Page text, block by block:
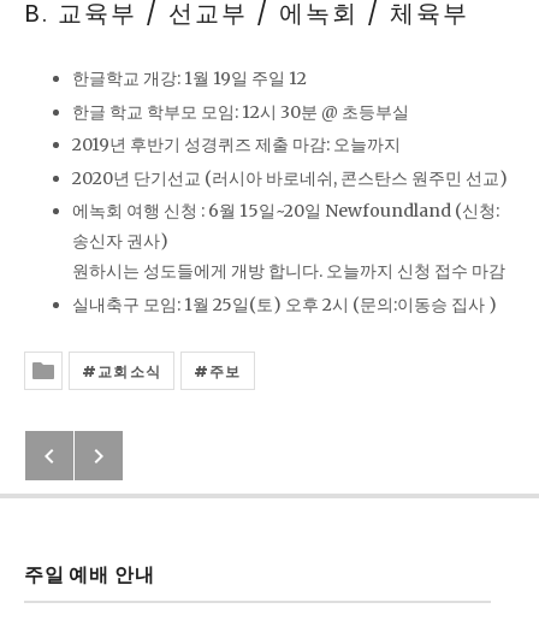
B. 교육부 / 선교부 / 에녹회 / 체육부
한글학교 개강: 1월 19일 주일 12
한글 학교 학부모 모임: 12시 30분 @ 초등부실
2019년 후반기 성경퀴즈 제출 마감: 오늘까지
2020년 단기선교 (러시아 바로네쉬, 콘스탄스 원주민 선교)
에녹회 여행 신청 : 6월 15일~20일 Newfoundland (신청:
송신자 권사)
원하시는 성도들에게 개방 합니다. 오늘까지 신청 접수 마감
실내축구 모임: 1월 25일(토) 오후 2시 (문의:이동승 집사 )
교회소식 주보
Post navigation
Previous: 에베소서 4:1~3
Next: 안식년을 떠나며
주일 예배 안내